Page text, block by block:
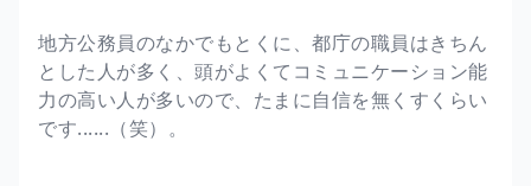
地方公務員のなかでもとくに、都庁の職員はきちん
とした人が多く、頭がよくてコミュニケーション能
力の高い人が多いので、たまに自信を無くすくらい
です......（笑）。